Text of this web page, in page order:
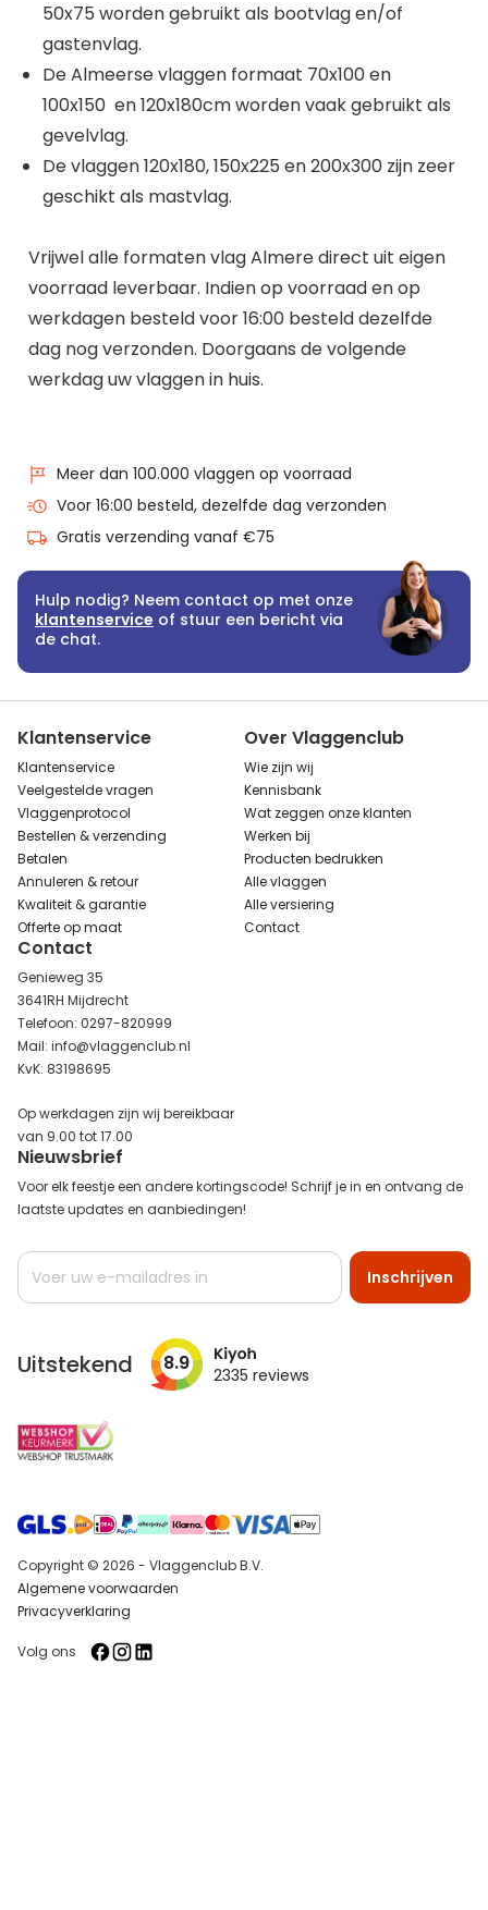
50x75 worden gebruikt als bootvlag en/of
gastenvlag.
De Almeerse vlaggen formaat 70x100 en
100x150 en 120x180cm worden vaak gebruikt als
gevelvlag.
De vlaggen 120x180, 150x225 en 200x300 zijn zeer
geschikt als mastvlag.
Vrijwel alle formaten vlag Almere direct uit eigen
voorraad leverbaar. Indien op voorraad en op
werkdagen besteld voor 16:00 besteld dezelfde
dag nog verzonden. Doorgaans de volgende
werkdag uw vlaggen in huis.
Meer dan 100.000 vlaggen op voorraad
Voor 16:00 besteld, dezelfde dag verzonden
Gratis verzending vanaf €75
Hulp nodig? Neem contact op met onze
klantenservice of stuur een bericht via
de chat.
Klantenservice
Klantenservice
Veelgestelde vragen
Vlaggenprotocol
Bestellen & verzending
Betalen
Annuleren & retour
Kwaliteit & garantie
Offerte op maat
Over Vlaggenclub
Wie zijn wij
Kennisbank
Wat zeggen onze klanten
Werken bij
Producten bedrukken
Alle vlaggen
Alle versiering
Contact
Contact
Genieweg 35
3641RH Mijdrecht
Telefoon: 0297-820999
Mail: info@vlaggenclub.nl
KvK: 83198695
Op werkdagen zijn wij bereikbaar
van 9.00 tot 17.00
Nieuwsbrief
Voor elk feestje een andere kortingscode! Schrijf je in en ontvang de
laatste updates en aanbiedingen!
Abonneer
op
Inschrijven
Uitstekend 8.9 2335 reviews
Copyright © 2026 - Vlaggenclub B.V.
Algemene voorwaarden
Privacyverklaring
Volg ons